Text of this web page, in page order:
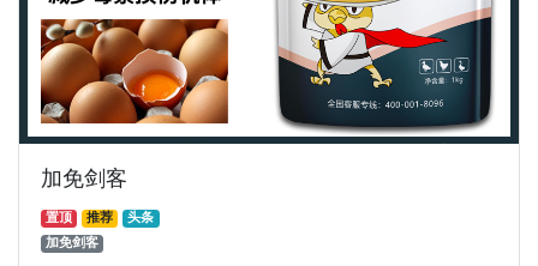
加免剑客
置顶 推荐
头条
加免剑客